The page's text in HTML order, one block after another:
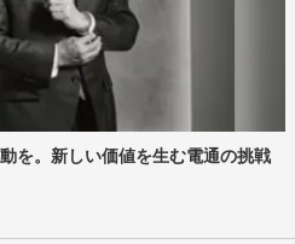
を。新しい価値を生む電通の挑戦